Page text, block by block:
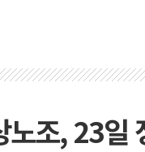
조, 23일